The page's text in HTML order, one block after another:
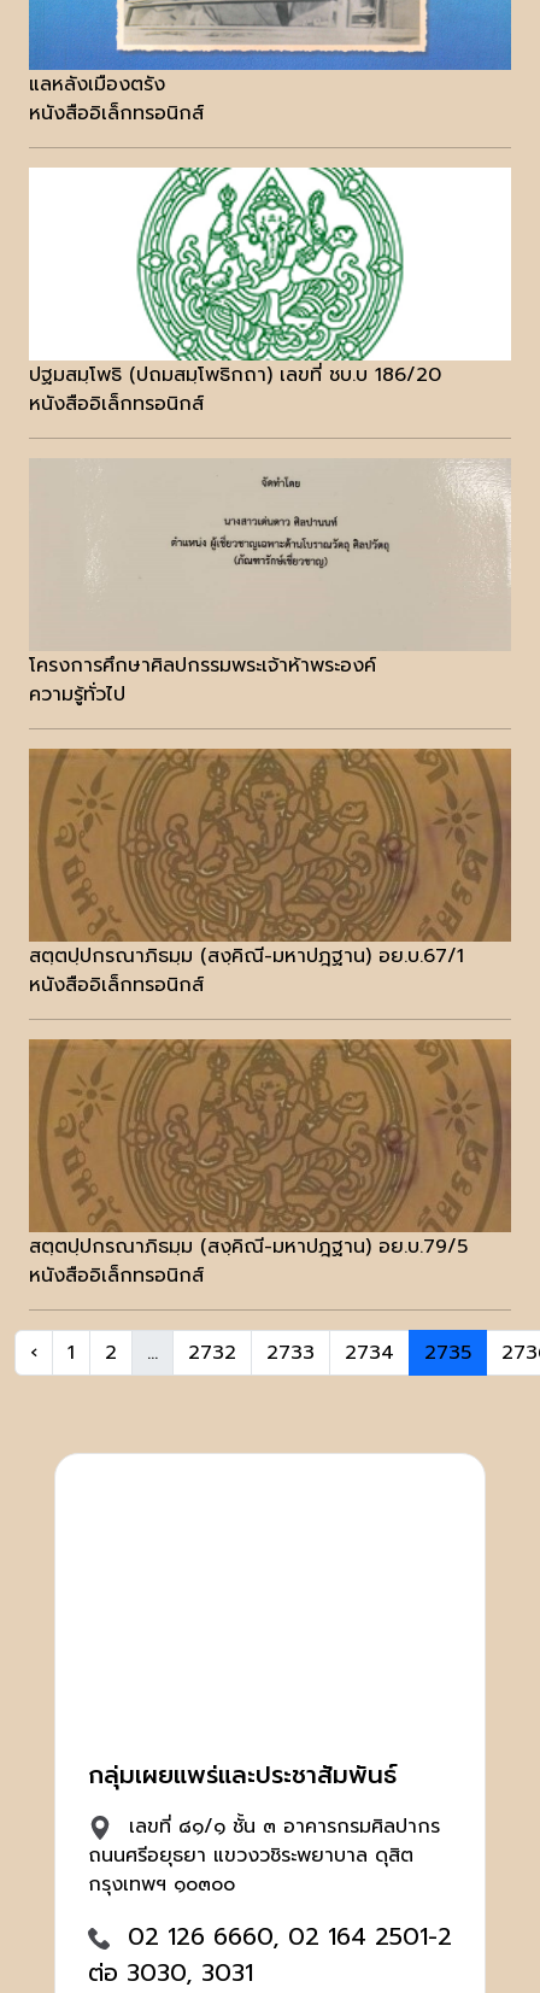
แลหลังเมืองตรัง
หนังสืออิเล็กทรอนิกส์
ปฐมสมฺโพธิ (ปถมสมฺโพธิกถา) เลขที่ ชบ.บ 186/20
หนังสืออิเล็กทรอนิกส์
โครงการศึกษาศิลปกรรมพระเจ้าห้าพระองค์
ความรู้ทั่วไป
สตฺตปฺปกรณาภิธมฺม (สงฺคิณี-มหาปฎฐาน) อย.บ.67/1
หนังสืออิเล็กทรอนิกส์
สตฺตปฺปกรณาภิธมฺม (สงฺคิณี-มหาปฎฐาน) อย.บ.79/5
หนังสืออิเล็กทรอนิกส์
‹ 1 2 ... 2732 2733 2734 2735
กลุ่มเผยแพร่และประชาสัมพันธ์
เลขที่ ๘๑/๑ ชั้น ๓ อาคารกรมศิลปากร
ถนนศรีอยุธยา แขวงวชิระพยาบาล ดุสิต
กรุงเทพฯ ๑๐๓๐๐
02 126 6660, 02 164 2501-2
ต่อ 3030, 3031